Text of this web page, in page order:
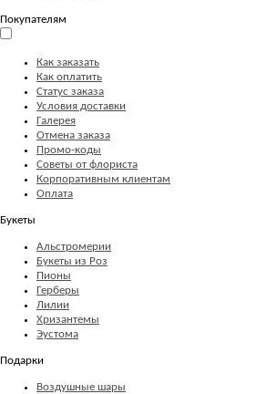
Покупателям
Как заказать
Как оплатить
Статус заказа
Условия доставки
Галерея
Отмена заказа
Промо-коды
Советы от флориста
Корпоративным клиентам
Оплата
Букеты
Альстромерии
Букеты из Роз
Пионы
Герберы
Лилии
Хризантемы
Эустома
Подарки
Воздушные шары